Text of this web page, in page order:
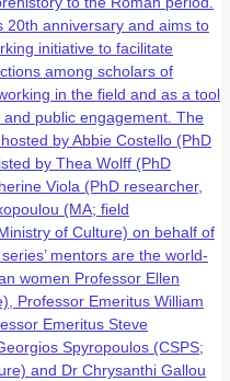
20th anniversary and aims to
initiative to facilitate
among scholars of
in the field and as a tool
public engagement. The
by Abbie Costello (PhD
by Thea Wolff (PhD
Viola (PhD researcher,
(MA; field
of Culture) on behalf of
mentors are the world-
women Professor Ellen
Professor Emeritus William
Emeritus Steve
Spyropoulos (CSPS;
and Dr Chrysanthi Gallou